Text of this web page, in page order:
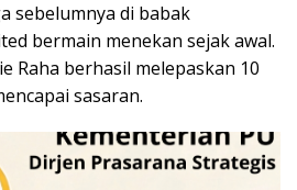
sebelumnya di babak
bermain menekan sejak awal.
Raha berhasil melepaskan 10
sasaran.